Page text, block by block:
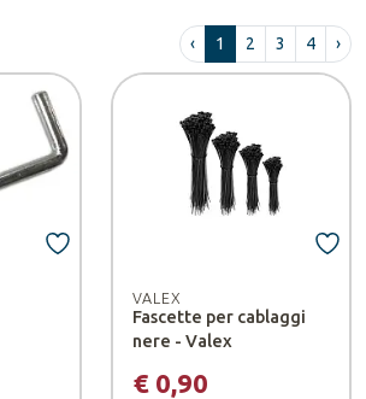
‹ 1 2 3 4 ›
VALEX
Fascette per cablaggi
nere - Valex
€ 0,90